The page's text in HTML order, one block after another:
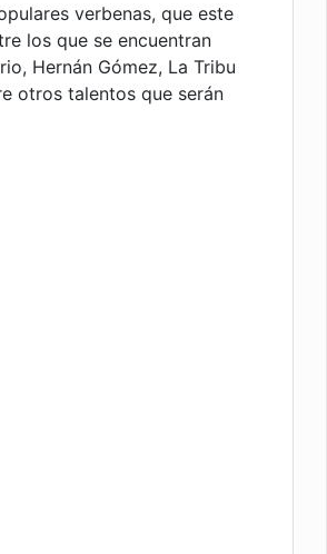
verbenas, que este
los que se encuentran
Hernán Gómez, La Tribu
otros talentos que serán